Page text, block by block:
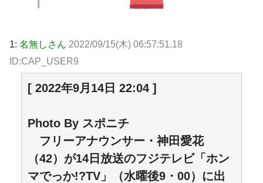
1: 名無しさん 2022/09/15(木) 06:57:51.18
ID:CAP_USER9
[ 2022年9月14日 22:04 ]
Photo By スポニチ
フリーアナウンサー・神田愛花
（42）が14日放送のフジテレビ「ホン
マでっか!?TV」（水曜後9・00）に出